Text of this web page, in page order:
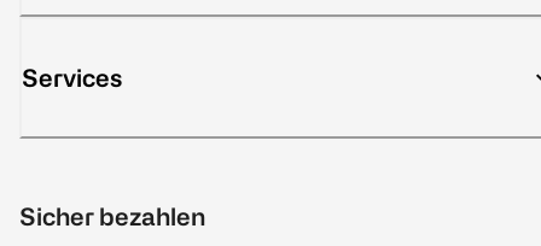
Services
Sicher bezahlen